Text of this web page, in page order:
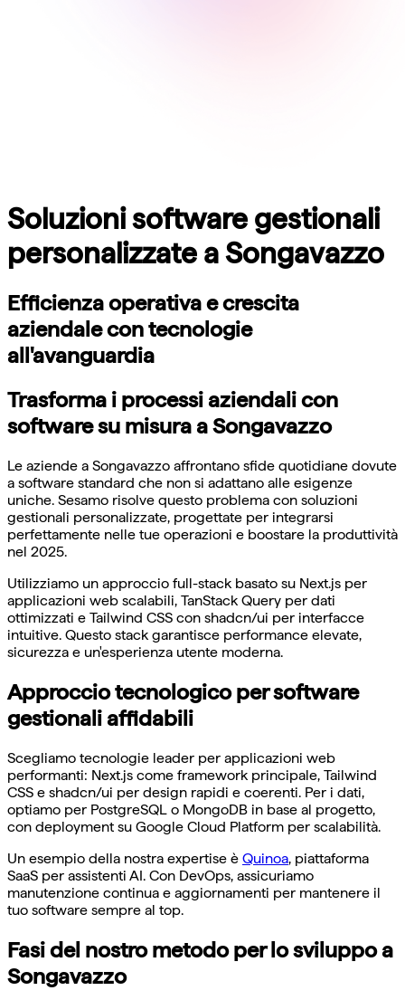
Soluzioni software gestionali
personalizzate a Songavazzo
Efficienza operativa e crescita
aziendale con tecnologie
all'avanguardia
Trasforma i processi aziendali con
software su misura a Songavazzo
Le aziende a Songavazzo affrontano sfide quotidiane dovute
a software standard che non si adattano alle esigenze
uniche. Sesamo risolve questo problema con soluzioni
gestionali personalizzate, progettate per integrarsi
perfettamente nelle tue operazioni e boostare la produttività
nel 2025.
Utilizziamo un approccio full-stack basato su Next.js per
applicazioni web scalabili, TanStack Query per dati
ottimizzati e Tailwind CSS con shadcn/ui per interfacce
intuitive. Questo stack garantisce performance elevate,
sicurezza e un'esperienza utente moderna.
Approccio tecnologico per software
gestionali affidabili
Scegliamo tecnologie leader per applicazioni web
performanti: Next.js come framework principale, Tailwind
CSS e shadcn/ui per design rapidi e coerenti. Per i dati,
optiamo per PostgreSQL o MongoDB in base al progetto,
con deployment su Google Cloud Platform per scalabilità.
Un esempio della nostra expertise è Quinoa, piattaforma
SaaS per assistenti AI. Con DevOps, assicuriamo
manutenzione continua e aggiornamenti per mantenere il
tuo software sempre al top.
Fasi del nostro metodo per lo sviluppo a
Songavazzo